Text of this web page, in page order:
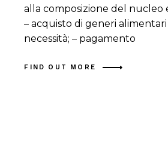
alla composizione del nucleo
– acquisto di generi
necessità; – pagamento
FIND OUT MORE